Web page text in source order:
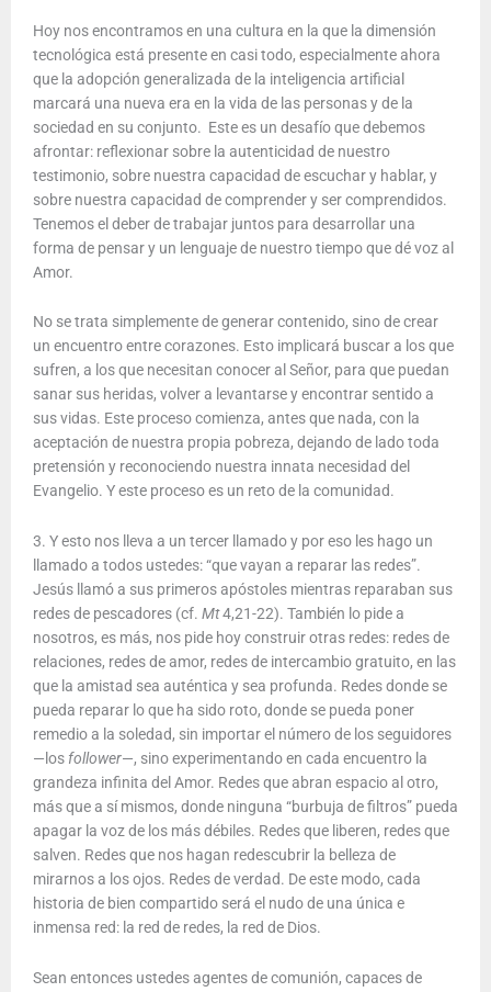
Hoy nos encontramos en una cultura en la que la dimensión
tecnológica está presente en casi todo, especialmente ahora
que la adopción generalizada de la inteligencia artificial
marcará una nueva era en la vida de las personas y de la
sociedad en su conjunto. Este es un desafío que debemos
afrontar: reflexionar sobre la autenticidad de nuestro
testimonio, sobre nuestra capacidad de escuchar y hablar, y
sobre nuestra capacidad de comprender y ser comprendidos.
Tenemos el deber de trabajar juntos para desarrollar una
forma de pensar y un lenguaje de nuestro tiempo que dé voz al
Amor.
No se trata simplemente de generar contenido, sino de crear
un encuentro entre corazones. Esto implicará buscar a los que
sufren, a los que necesitan conocer al Señor, para que puedan
sanar sus heridas, volver a levantarse y encontrar sentido a
sus vidas. Este proceso comienza, antes que nada, con la
aceptación de nuestra propia pobreza, dejando de lado toda
pretensión y reconociendo nuestra innata necesidad del
Evangelio. Y este proceso es un reto de la comunidad.
3. Y esto nos lleva a un tercer llamado y por eso les hago un
llamado a todos ustedes: “que vayan a reparar las redes”.
Jesús llamó a sus primeros apóstoles mientras reparaban sus
redes de pescadores (cf. Mt4,21-22). También lo pide a
nosotros, es más, nos pide hoy construir otras redes: redes de
relaciones, redes de amor, redes de intercambio gratuito, en las
que la amistad sea auténtica y sea profunda. Redes donde se
pueda reparar lo que ha sido roto, donde se pueda poner
remedio a la soledad, sin importar el número de los seguidores
—los follower—, sino experimentando en cada encuentro la
grandeza infinita del Amor. Redes que abran espacio al otro,
más que a sí mismos, donde ninguna “burbuja de filtros” pueda
apagar la voz de los más débiles. Redes que liberen, redes que
salven. Redes que nos hagan redescubrir la belleza de
mirarnos a los ojos. Redes de verdad. De este modo, cada
historia de bien compartido será el nudo de una única e
inmensa red: la red de redes, la red de Dios.
Sean entonces ustedes agentes de comunión, capaces de